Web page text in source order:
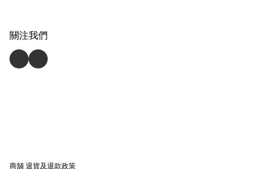
關注我們
商舖退貨及退款政策